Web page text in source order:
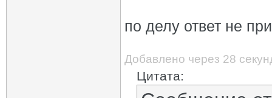
по делу ответ не
Добавлено через 28
Цитата: